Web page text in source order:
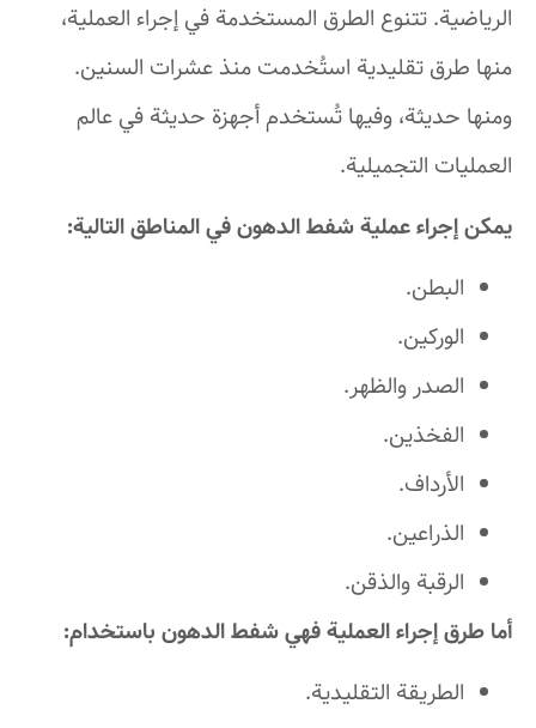
الرياضية. تتنوع الطرق المستخدمة في إجراء العملية،
منها طرق تقليدية استُخدمت منذ عشرات السنين.
ومنها حديثة، وفيها تُستخدم أجهزة حديثة في عالم
العمليات التجميلية.
يمكن إجراء عملية شفط الدهون في المناطق التالية:
البطن.
الوركين.
الصدر والظهر.
الفخذين.
الأرداف.
الذراعين.
الرقبة والذقن.
أما طرق إجراء العملية فهي شفط الدهون باستخدام:
الطريقة التقليدية.